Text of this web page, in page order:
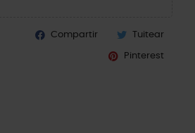
Compartir Tuitear
Pinterest